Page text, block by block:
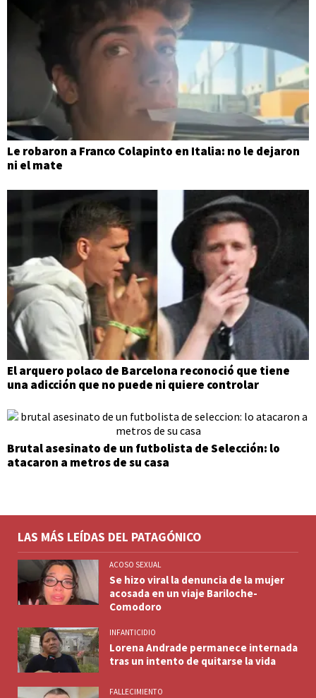
Le robaron a Franco Colapinto en Italia: no le dejaron
ni el mate
El arquero polaco de Barcelona reconoció que tiene
una adicción que no puede ni quiere controlar
Brutal asesinato de un futbolista de Selección: lo
atacaron a metros de su casa
LAS MÁS LEÍDAS DEL PATAGÓNICO
ACOSO SEXUAL
Se hizo viral la denuncia de la mujer
acosada en un viaje Bariloche-
Comodoro
INFANTICIDIO
Lorena Andrade permanece internada
tras un intento de quitarse la vida
FALLECIMIENTO